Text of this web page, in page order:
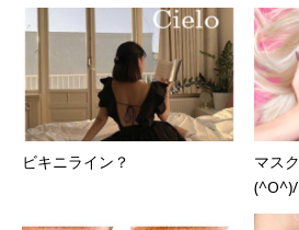
ビキニライン？
マス
(^O^)/